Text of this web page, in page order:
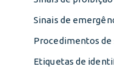
Sinais de
Procedimentos de
Etiquetas de